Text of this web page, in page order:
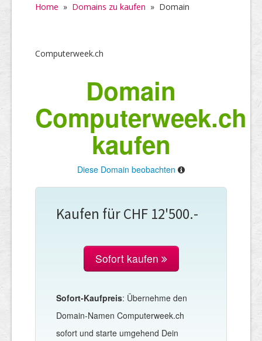
Home » Domains zu kaufen » Domain
Computerweek.ch
Domain
Computerweek.ch
kaufen
Diese Domain beobachten
Kaufen für CHF 12'500.-
Sofort kaufen
Sofort-Kaufpreis: Übernehme den
Domain-Namen Computerweek.ch
sofort und starte umgehend Dein